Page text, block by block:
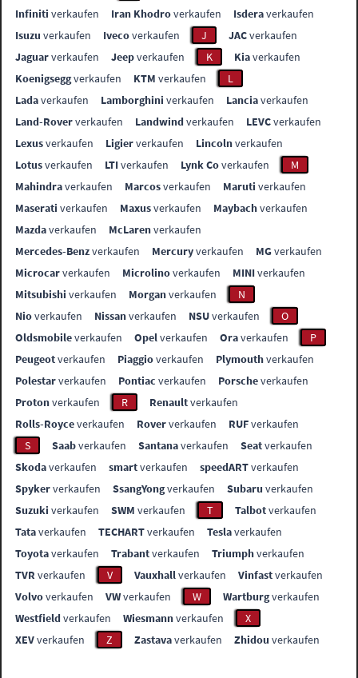
Infiniti verkaufen Iran Khodroverkaufen Isderaverkaufen
Isuzu verkaufen Ivecoverkaufen J JACverkaufen
Jaguarverkaufen Jeepverkaufen K Kiaverkaufen
Koenigseggverkaufen KTM verkaufen
L
Ladaverkaufen Lamborghini verkaufen Lanciaverkaufen
Land-Roververkaufen Landwindverkaufen LEVCverkaufen
Lexusverkaufen Ligierverkaufen Lincolnverkaufen
Lotusverkaufen LTIverkaufen Lynk Coverkaufen
M
Mahindraverkaufen Marcosverkaufen Maruti verkaufen
Maserati verkaufen Maxusverkaufen Maybachverkaufen
Mazdaverkaufen McLarenverkaufen
Mercedes-Benzverkaufen Mercuryverkaufen MGverkaufen
Microcarverkaufen Microlinoverkaufen MINIverkaufen
Mitsubishi verkaufen Morganverkaufen
N
Nioverkaufen Nissanverkaufen NSUverkaufen
O
Oldsmobileverkaufen Opelverkaufen Oraverkaufen
P
Peugeotverkaufen Piaggioverkaufen Plymouthverkaufen
Polestarverkaufen Pontiac verkaufen Porscheverkaufen
Protonverkaufen R Renaultverkaufen
Rolls-Royceverkaufen Roververkaufen RUFverkaufen
S
Saabverkaufen Santanaverkaufen Seatverkaufen
Skodaverkaufen smartverkaufen speedARTverkaufen
Spykerverkaufen SsangYongverkaufen Subaru verkaufen
Suzuki verkaufen SWM verkaufen T Talbotverkaufen
Tataverkaufen TECHARTverkaufen Teslaverkaufen
Toyotaverkaufen Trabantverkaufen Triumphverkaufen
TVR verkaufen V Vauxhallverkaufen Vinfastverkaufen
Volvoverkaufen VWverkaufen W Wartburgverkaufen
Westfieldverkaufen Wiesmannverkaufen
X
XEVverkaufen Z Zastavaverkaufen Zhidou verkaufen